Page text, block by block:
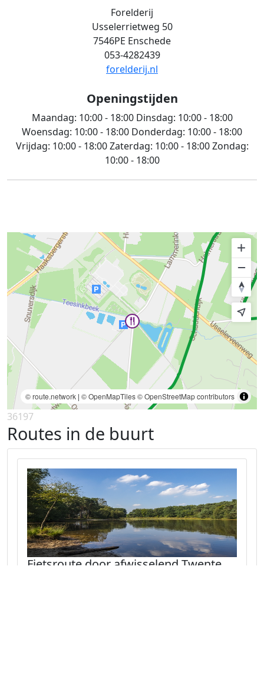
Forelderij
Usselerrietweg 50
7546PE Enschede
053-4282439
forelderij.nl
Openingstijden
Maandag: 10:00 - 18:00Dinsdag: 10:00 - 18:00
Woensdag: 10:00 - 18:00 Donderdag: 10:00 - 18:00
Vrijdag: 10:00 - 18:00Zaterdag: 10:00 - 18:00Zondag:
10:00 - 18:00
© route.network | © OpenMapTiles© OpenStreetMap contributors
36197
Routes in de buurt
Fietsroute door afwisselend Twente